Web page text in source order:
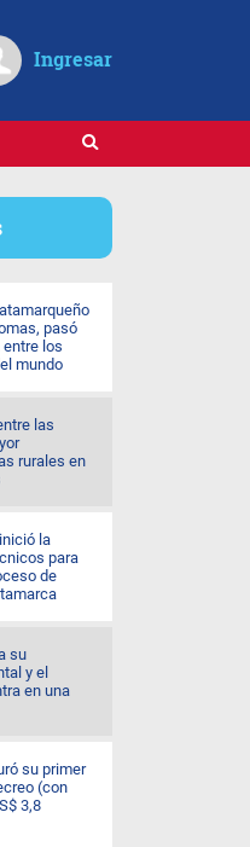
Ingresar
pasó
entre los
mundo
las
rurales en
la
para
de
su
y el
en una
su primer
(con
3,8